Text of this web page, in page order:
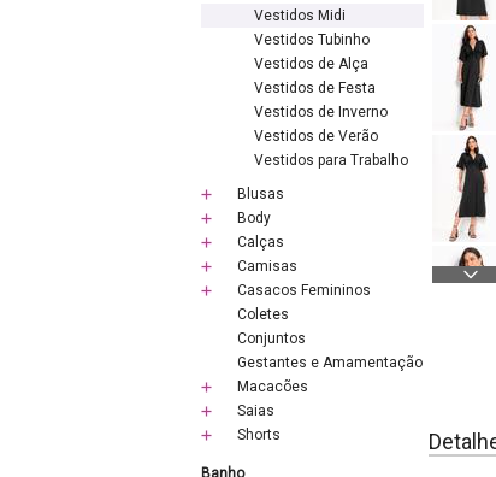
Vestidos Midi
Vestidos Tubinho
Vestidos de Alça
Vestidos de Festa
Vestidos de Inverno
Vestidos de Verão
Vestidos para Trabalho
Blusas
Body
Calças
Camisas
Casacos Femininos
Coletes
Conjuntos
Gestantes e Amamentação
Macacões
Saias
Shorts
Banho